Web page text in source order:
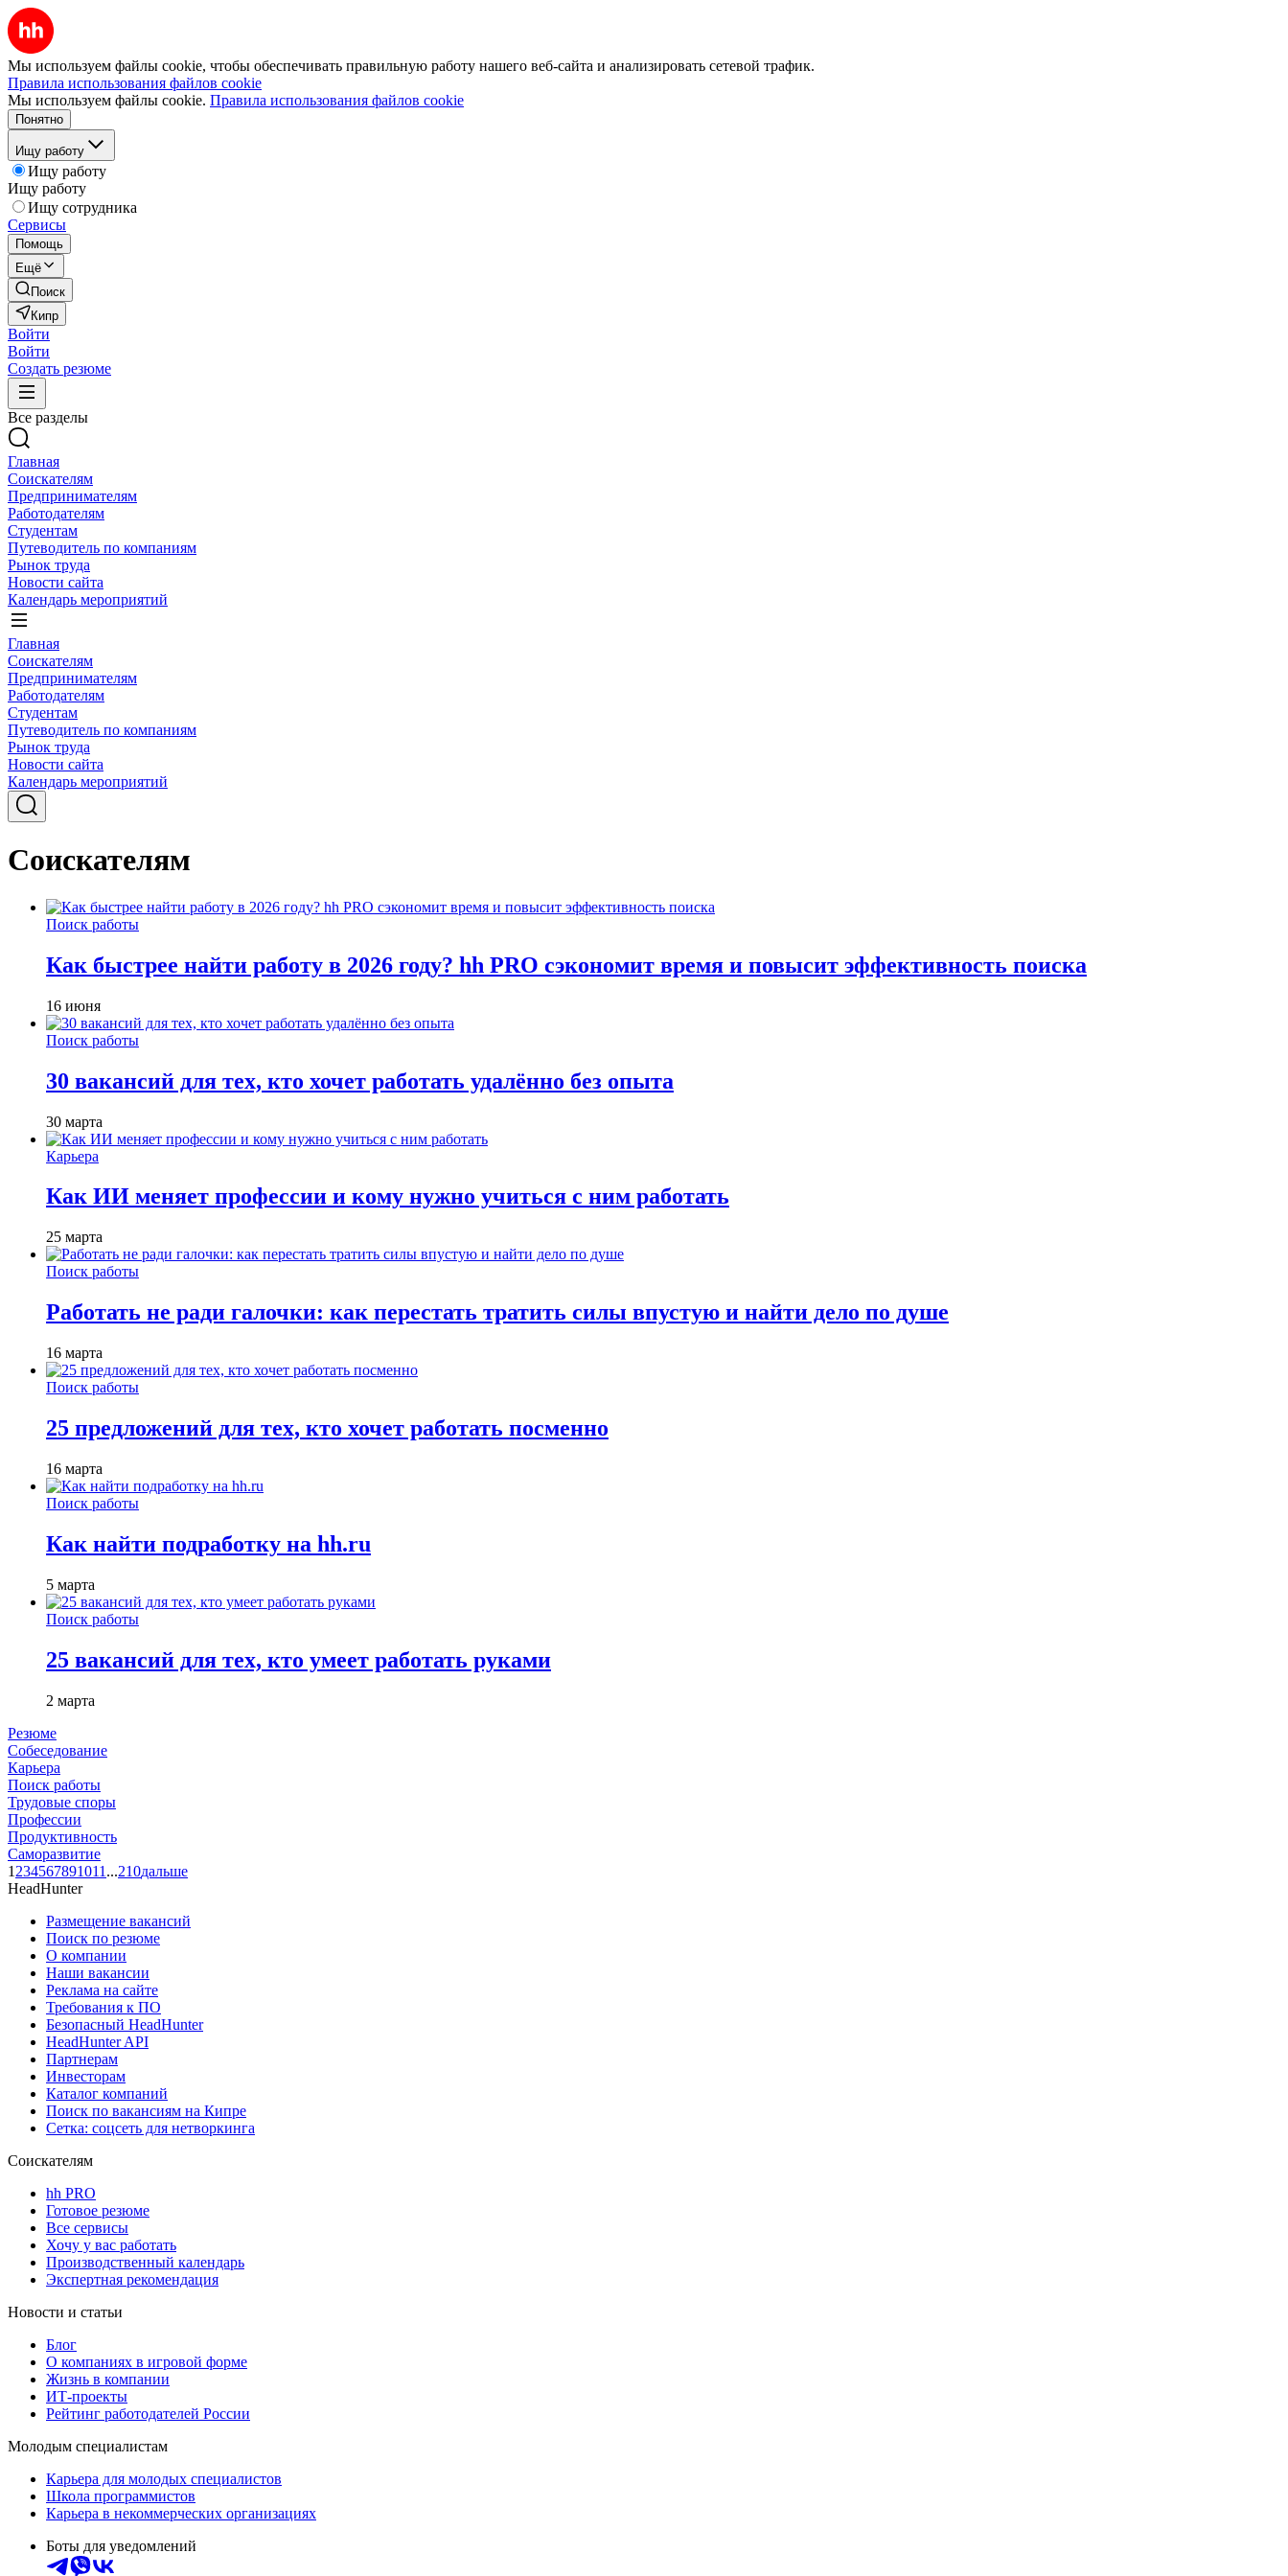
Мы используем файлы cookie, чтобы обеспечивать правильную работу нашего веб-сайта и анализировать сетевой трафик.
Правила использования файлов cookie
Мы используем файлы cookie. Правила использования файлов cookie
Понятно
Ищу работу
Ищу работу
Ищу работу
Ищу сотрудника
Сервисы
Помощь
Ещё
Поиск
Кипр
Войти
Войти
Создать резюме
Все разделы
Главная
Соискателям
Предпринимателям
Работодателям
Студентам
Путеводитель по компаниям
Рынок труда
Новости сайта
Календарь мероприятий
Главная
Соискателям
Предпринимателям
Работодателям
Студентам
Путеводитель по компаниям
Рынок труда
Новости сайта
Календарь мероприятий
Соискателям
Поиск работы
Как быстрее найти работу в 2026 году? hh PRO сэкономит время и повысит эффективность поиска
16 июня
Поиск работы
30 вакансий для тех, кто хочет работать удалённо без опыта
30 марта
Карьера
Как ИИ меняет профессии и кому нужно учиться с ним работать
25 марта
Поиск работы
Работать не ради галочки: как перестать тратить силы впустую и найти дело по душе
16 марта
Поиск работы
25 предложений для тех, кто хочет работать посменно
16 марта
Поиск работы
Как найти подработку на hh.ru
5 марта
Поиск работы
25 вакансий для тех, кто умеет работать руками
2 марта
Резюме
Собеседование
Карьера
Поиск работы
Трудовые споры
Профессии
Продуктивность
Саморазвитие
1 234567891011 ...210дальше
HeadHunter
Размещение вакансий
Поиск по резюме
О компании
Наши вакансии
Реклама на сайте
Требования к ПО
Безопасный HeadHunter
HeadHunter API
Партнерам
Инвесторам
Каталог компаний
Поиск по вакансиям на Кипре
Сетка: соцсеть для нетворкинга
Соискателям
hh PRO
Готовое резюме
Все сервисы
Хочу у вас работать
Производственный календарь
Экспертная рекомендация
Новости и статьи
Блог
О компаниях в игровой форме
Жизнь в компании
ИТ-проекты
Рейтинг работодателей России
Молодым специалистам
Карьера для молодых специалистов
Школа программистов
Карьера в некоммерческих организациях
Боты для уведомлений